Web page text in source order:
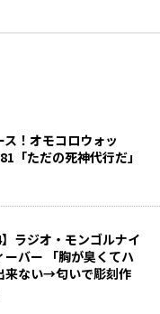
ス！オモコロウォッ
「ただの死神代行だ」
】ラジオ・モンゴルナイ
ーバー 「胸が臭くてハ
来ない→匂いで彫刻作